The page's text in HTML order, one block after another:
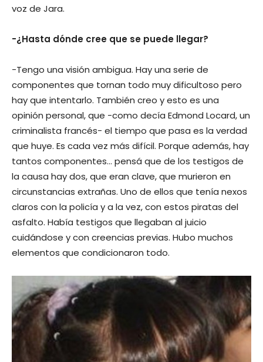
voz de Jara.
-¿Hasta dónde cree que se puede llegar?
-Tengo una visión ambigua. Hay una serie de
componentes que tornan todo muy dificultoso pero
hay que intentarlo. También creo y esto es una
opinión personal, que -como decía Edmond Locard, un
criminalista francés- el tiempo que pasa es la verdad
que huye. Es cada vez más difícil. Porque además, hay
tantos componentes… pensá que de los testigos de
la causa hay dos, que eran clave, que murieron en
circunstancias extrañas. Uno de ellos que tenía nexos
claros con la policía y a la vez, con estos piratas del
asfalto. Había testigos que llegaban al juicio
cuidándose y con creencias previas. Hubo muchos
elementos que condicionaron todo.